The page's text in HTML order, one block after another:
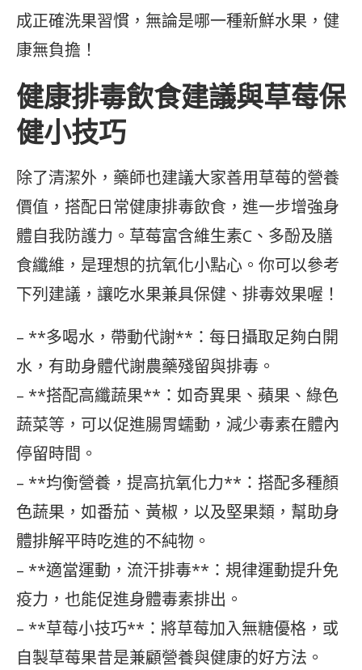
成正確洗果習慣，無論是哪一種新鮮水果，健
康無負擔！
健康排毒飲食建議與草莓保
健小技巧
除了清潔外，藥師也建議大家善用草莓的營養
價值，搭配日常健康排毒飲食，進一步增強身
體自我防護力。草莓富含維生素C、多酚及膳
食纖維，是理想的抗氧化小點心。你可以參考
下列建議，讓吃水果兼具保健、排毒效果喔！
– **多喝水，帶動代謝**：每日攝取足夠白開
水，有助身體代謝農藥殘留與排毒。
– **搭配高纖蔬果**：如奇異果、蘋果、綠色
蔬菜等，可以促進腸胃蠕動，減少毒素在體內
停留時間。
– **均衡營養，提高抗氧化力**：搭配多種顏
色蔬果，如番茄、黃椒，以及堅果類，幫助身
體排解平時吃進的不純物。
– **適當運動，流汗排毒**：規律運動提升免
疫力，也能促進身體毒素排出。
– **草莓小技巧**：將草莓加入無糖優格，或
自製草莓果昔是兼顧營養與健康的好方法。